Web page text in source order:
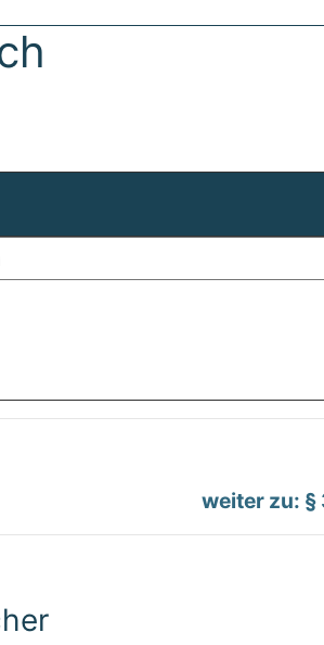
weiter zu: §